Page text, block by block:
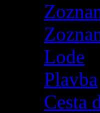
Lode
Plavba
Cesta